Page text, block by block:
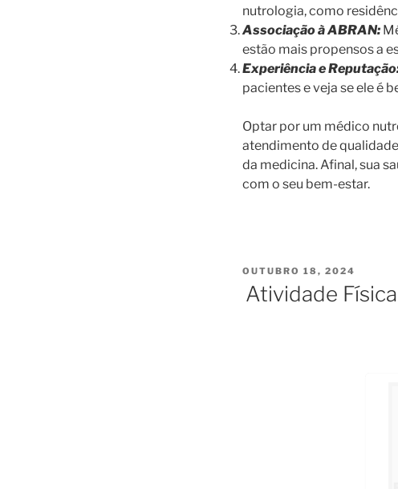
nutrologia, como
Associação à ABRAN:
estão mais propensos a
Experiência e
pacientes e veja se ele é
Optar por um médico
atendimento de
da medicina. Afinal, sua
com o seu bem-estar.
PUBLICADO
OUTUBRO 18, 2024
Atividade